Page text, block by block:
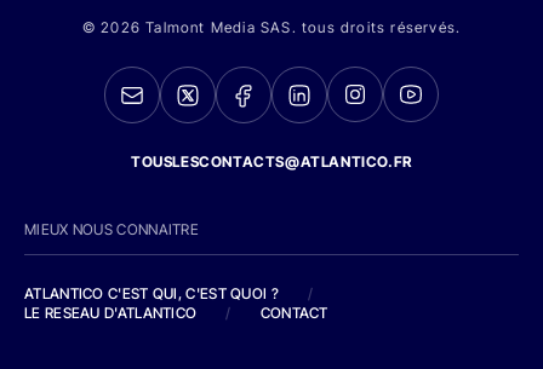
© 2026 Talmont Media SAS. tous droits réservés.
TOUSLESCONTACTS@ATLANTICO.FR
MIEUX NOUS CONNAITRE
ATLANTICO C'EST QUI, C'EST QUOI ?
/
LE RESEAU D'ATLANTICO
/ CONTACT